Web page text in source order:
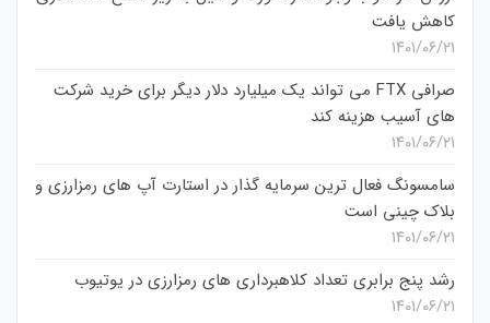
کاهش یافت
۱۴۰۱/۰۶/۲۱
صرافی FTX می تواند یک میلیارد دلار دیگر برای خرید شرکت
های آسیب هزینه کند
۱۴۰۱/۰۶/۲۱
سامسونگ فعال‌ ترین سرمایه‌ گذار در استارت‌ آپ‌ های رمزارزی و
بلاک چینی است
۱۴۰۱/۰۶/۲۱
رشد پنج برابری تعداد کلاهبرداری های رمزارزی در یوتیوب
۱۴۰۱/۰۶/۲۱